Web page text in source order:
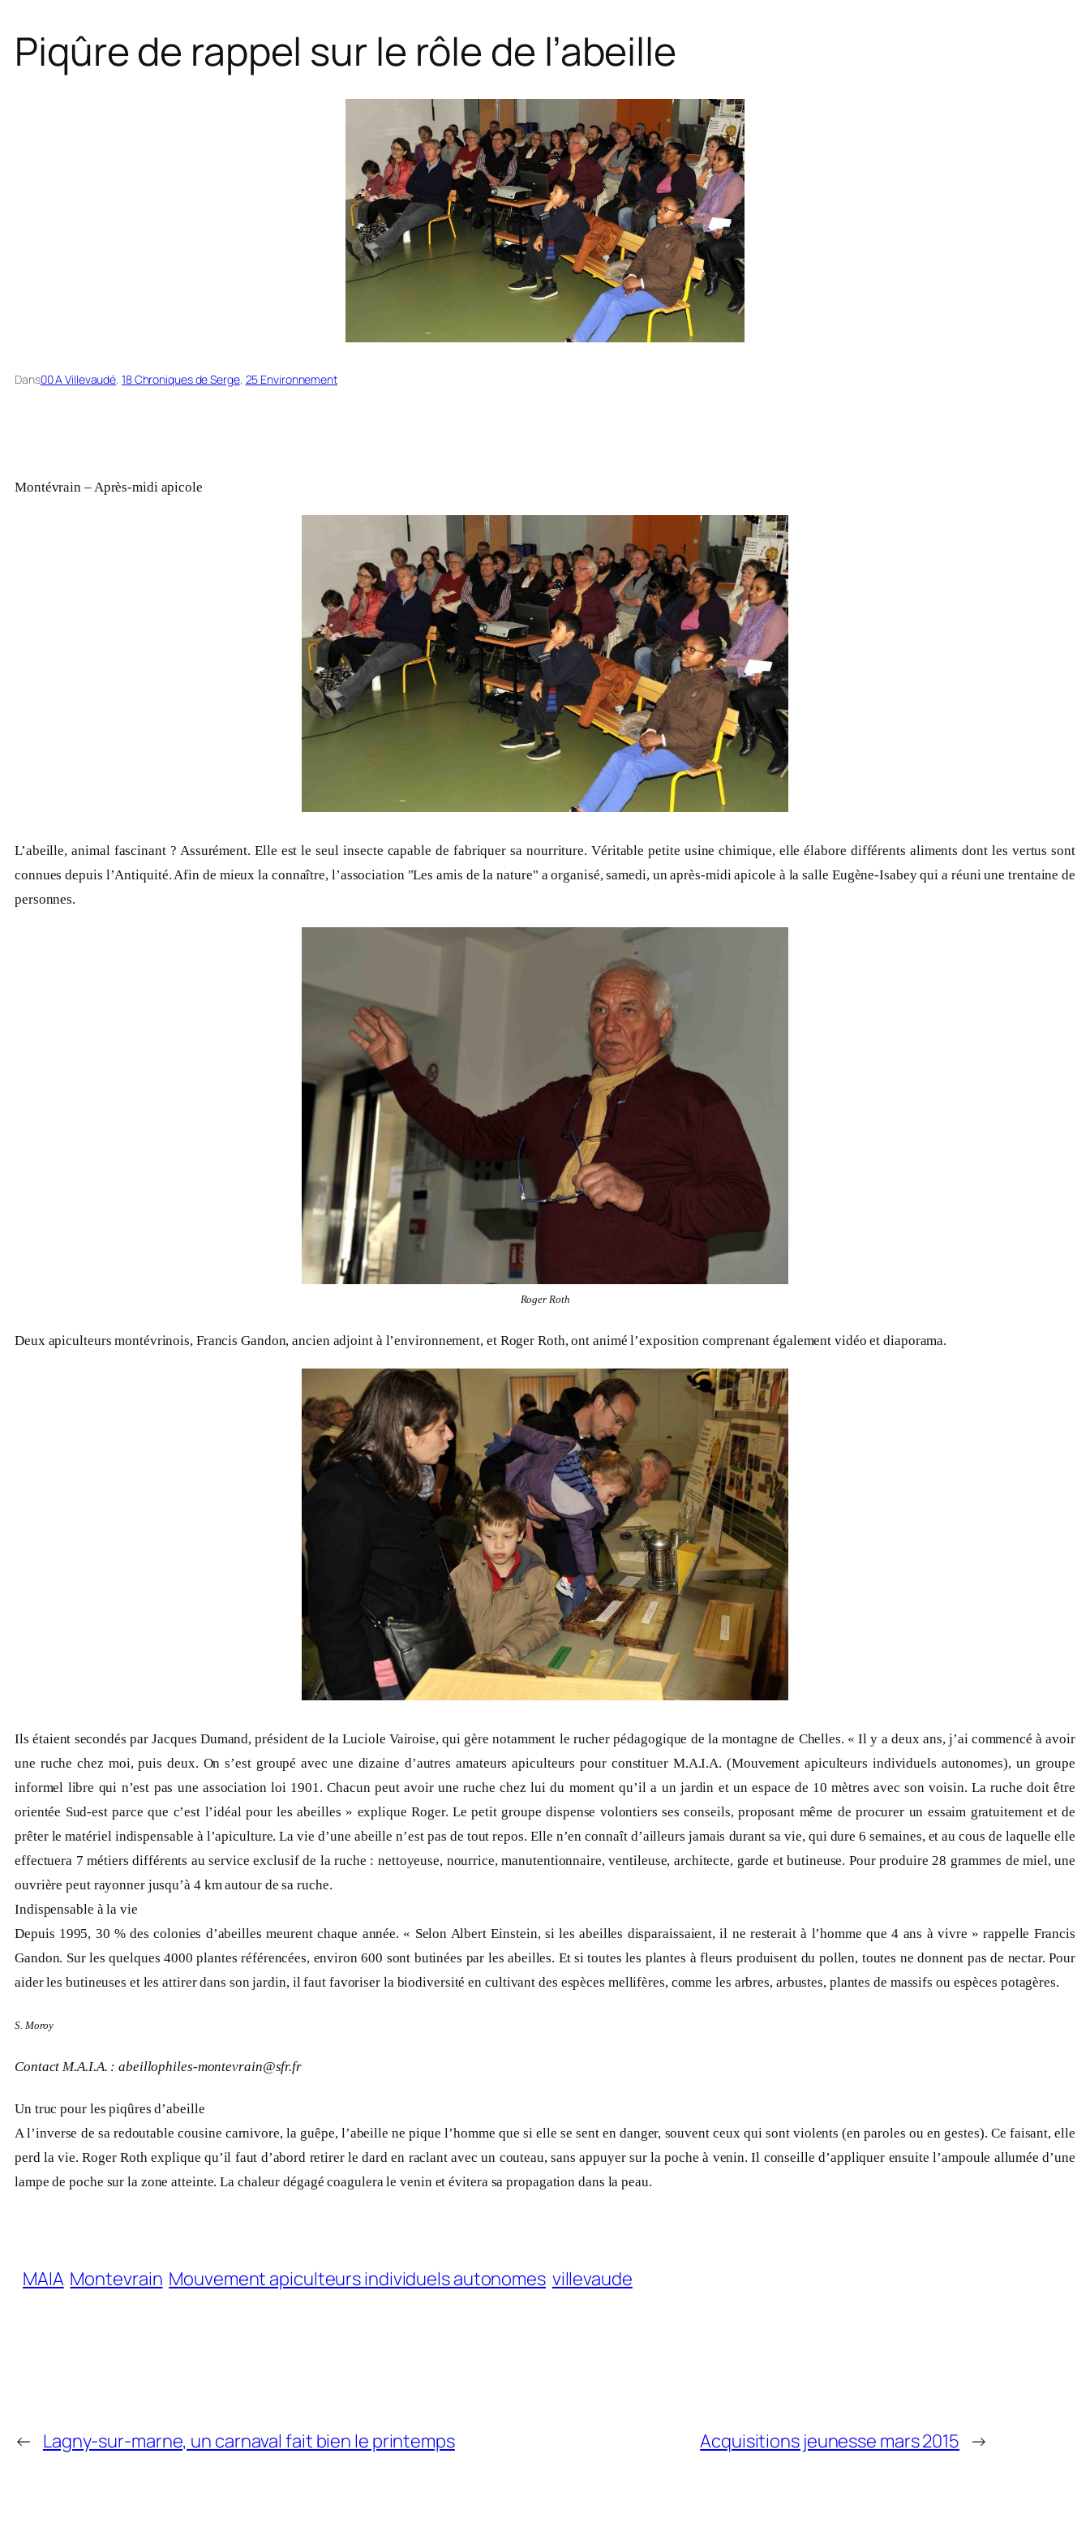
Piqûre de rappel sur le rôle de l’abeille
Dans00 A Villevaudé, 18 Chroniques de Serge, 25 Environnement
Montévrain – Après-midi apicole
L’abeille, animal fascinant ? Assurément. Elle est le seul insecte capable de fabriquer sa nourriture. Véritable petite usine chimique, elle élabore différents aliments dont les vertus sont
connues depuis l’Antiquité. Afin de mieux la connaître, l’association "Les amis de la nature" a organisé, samedi, un après-midi apicole à la salle Eugène-Isabey qui a réuni une trentaine de
personnes.
Roger Roth
Deux apiculteurs montévrinois, Francis Gandon, ancien adjoint à l’environnement, et Roger Roth, ont animé l’exposition comprenant également vidéo et diaporama.
Ils étaient secondés par Jacques Dumand, président de la Luciole Vairoise, qui gère notamment le rucher pédagogique de la montagne de Chelles. « Il y a deux ans, j’ai commencé à avoir
une ruche chez moi, puis deux. On s’est groupé avec une dizaine d’autres amateurs apiculteurs pour constituer M.A.I.A. (Mouvement apiculteurs individuels autonomes), un groupe
informel libre qui n’est pas une association loi 1901. Chacun peut avoir une ruche chez lui du moment qu’il a un jardin et un espace de 10 mètres avec son voisin. La ruche doit être
orientée Sud-est parce que c’est l’idéal pour les abeilles » explique Roger. Le petit groupe dispense volontiers ses conseils, proposant même de procurer un essaim gratuitement et de
prêter le matériel indispensable à l’apiculture. La vie d’une abeille n’est pas de tout repos. Elle n’en connaît d’ailleurs jamais durant sa vie, qui dure 6 semaines, et au cous de laquelle elle
effectuera 7 métiers différents au service exclusif de la ruche : nettoyeuse, nourrice, manutentionnaire, ventileuse, architecte, garde et butineuse. Pour produire 28 grammes de miel, une
ouvrière peut rayonner jusqu’à 4 km autour de sa ruche.
Indispensable à la vie
Depuis 1995, 30 % des colonies d’abeilles meurent chaque année. « Selon Albert Einstein, si les abeilles disparaissaient, il ne resterait à l’homme que 4 ans à vivre » rappelle Francis
Gandon. Sur les quelques 4000 plantes référencées, environ 600 sont butinées par les abeilles. Et si toutes les plantes à fleurs produisent du pollen, toutes ne donnent pas de nectar. Pour
aider les butineuses et les attirer dans son jardin, il faut favoriser la biodiversité en cultivant des espèces mellifères, comme les arbres, arbustes, plantes de massifs ou espèces potagères.
S. Moroy
Contact M.A.I.A. : abeillophiles-montevrain@sfr.fr
Un truc pour les piqûres d’abeille
A l’inverse de sa redoutable cousine carnivore, la guêpe, l’abeille ne pique l’homme que si elle se sent en danger, souvent ceux qui sont violents (en paroles ou en gestes). Ce faisant, elle
perd la vie. Roger Roth explique qu’il faut d’abord retirer le dard en raclant avec un couteau, sans appuyer sur la poche à venin. Il conseille d’appliquer ensuite l’ampoule allumée d’une
lampe de poche sur la zone atteinte. La chaleur dégagé coagulera le venin et évitera sa propagation dans la peau.
MAIA Montevrain Mouvement apiculteurs individuels autonomes villevaude
← Lagny-sur-marne, un carnaval fait bien le printemps Acquisitions jeunesse mars 2015 →